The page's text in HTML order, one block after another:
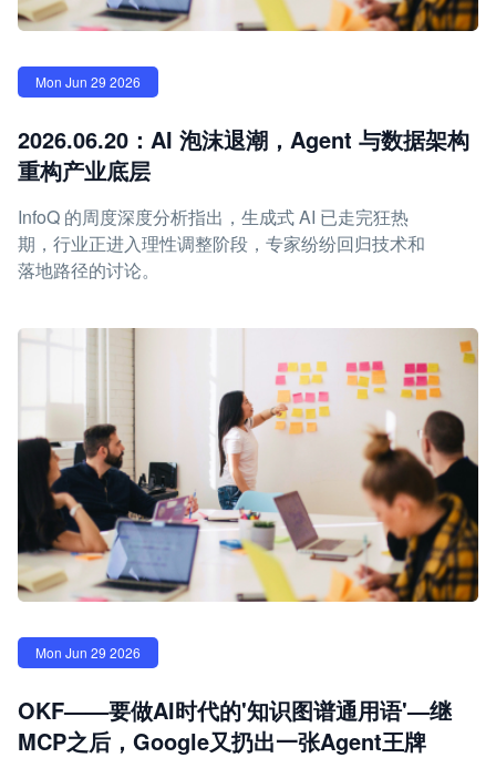
Mon Jun 29 2026
2026.06.20：AI 泡沫退潮，Agent 与数据架构
重构产业底层
InfoQ 的周度深度分析指出，生成式 AI 已走完狂热
期，行业正进入理性调整阶段，专家纷纷回归技术和
落地路径的讨论。
Mon Jun 29 2026
OKF——要做AI时代的'知识图谱通用语'—继
MCP之后，Google又扔出一张Agent王牌